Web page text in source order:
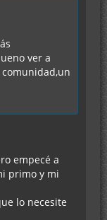
ver a
empecé a
primo y mi
lo necesite